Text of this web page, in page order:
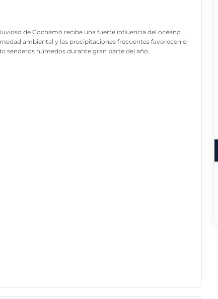
propone descubrir Cochamó desde dentro,
escalada en Sudamérica.
de Cochamó recibe una fuerte influencia del océano
ambiental y las precipitaciones frecuentes favorecen el
senderos húmedos durante gran parte del año.